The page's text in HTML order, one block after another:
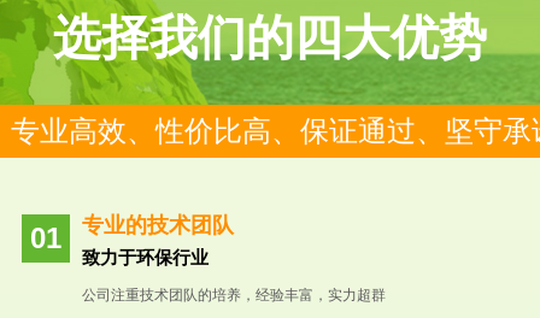
选择我们的四大优势
专业高效、性价比高、保证通过、坚守承
专业的技术团队
致力于环保行业
公司注重技术团队的培养，经验丰富，实力超群